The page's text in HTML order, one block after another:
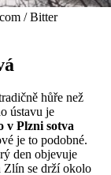
/ Bitter
hůře než
ústavu je
v Plzni sotva
je to podobné.
den objevuje
Zlín se drží okolo